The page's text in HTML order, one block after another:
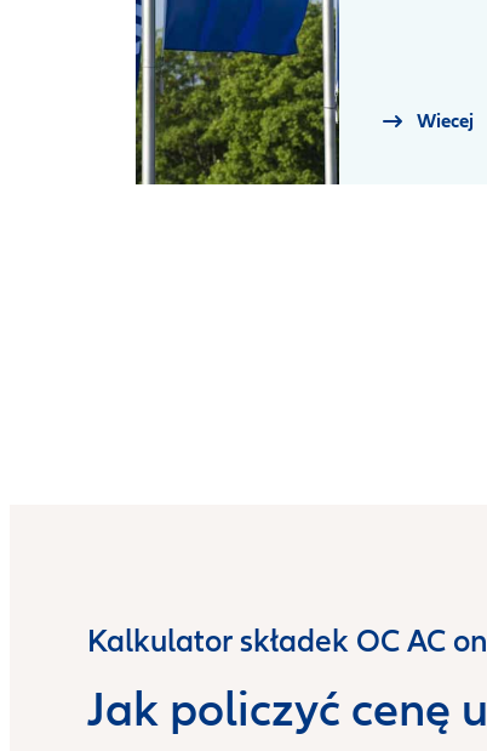
Wiecej
Kalkulator składek OC AC
Jak policzyć cenę